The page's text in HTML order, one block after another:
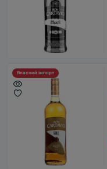
Власний імпорт